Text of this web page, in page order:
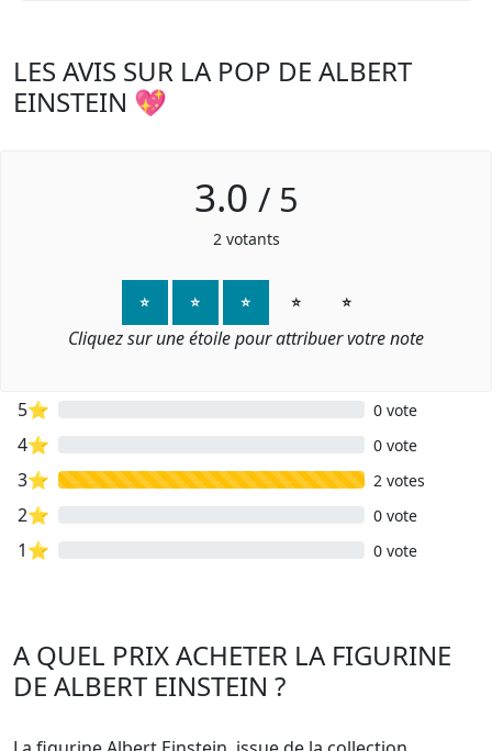
LES AVIS SUR LA POP DE ALBERT
EINSTEIN 💖
3.0 / 5
2 votants
⭐ ⭐ ⭐ ⭐ ⭐
Cliquez sur une étoile pour attribuer votre note
5⭐ 0 vote
4⭐ 0 vote
3⭐ 2 votes
2⭐ 0 vote
1⭐ 0 vote
A QUEL PRIX ACHETER LA FIGURINE
DE ALBERT EINSTEIN ?